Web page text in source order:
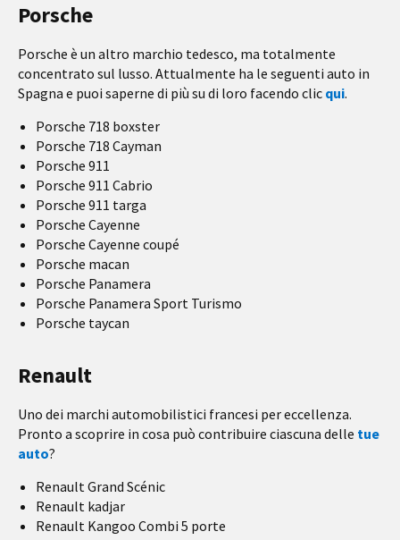
Porsche
Porsche è un altro marchio tedesco, ma totalmente
concentrato sul lusso. Attualmente ha le seguenti auto in
Spagna e puoi saperne di più su di loro facendo clic qui.
Porsche 718 boxster
Porsche 718 Cayman
Porsche 911
Porsche 911 Cabrio
Porsche 911 targa
Porsche Cayenne
Porsche Cayenne coupé
Porsche macan
Porsche Panamera
Porsche Panamera Sport Turismo
Porsche taycan
Renault
Uno dei marchi automobilistici francesi per eccellenza.
Pronto a scoprire in cosa può contribuire ciascuna delle tue
auto?
Renault Grand Scénic
Renault kadjar
Renault Kangoo Combi 5 porte